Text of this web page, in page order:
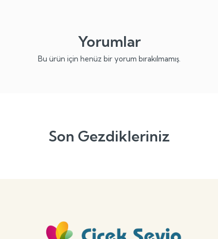
Yorumlar
Bu ürün için henüz bir yorum bırakılmamış.
Son Gezdikleriniz